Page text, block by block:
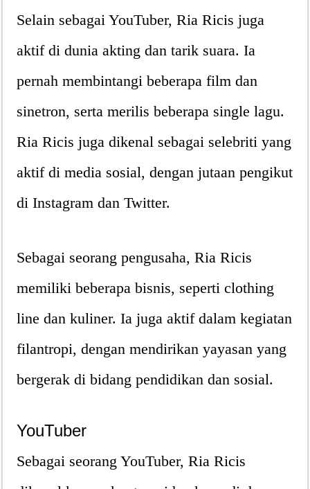
Selain sebagai YouTuber, Ria Ricis juga
aktif di dunia akting dan tarik suara. Ia
pernah membintangi beberapa film dan
sinetron, serta merilis beberapa single lagu.
Ria Ricis juga dikenal sebagai selebriti yang
aktif di media sosial, dengan jutaan pengikut
di Instagram dan Twitter.
Sebagai seorang pengusaha, Ria Ricis
memiliki beberapa bisnis, seperti clothing
line dan kuliner. Ia juga aktif dalam kegiatan
filantropi, dengan mendirikan yayasan yang
bergerak di bidang pendidikan dan sosial.
YouTuber
Sebagai seorang YouTuber, Ria Ricis